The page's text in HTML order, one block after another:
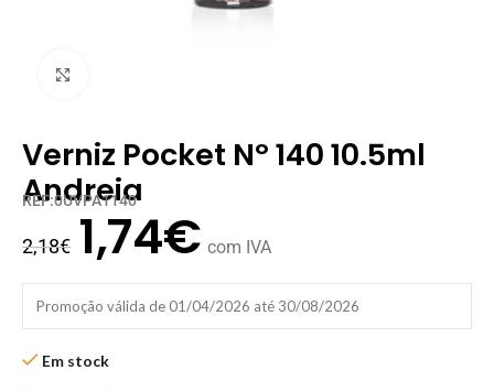
Verniz Pocket Nº 140 10.5ml
Andreia
REF:0UVPA1140
2,18€ 1,74€ com IVA
Promoção válida de 01/04/2026 até 30/08/2026
Em stock